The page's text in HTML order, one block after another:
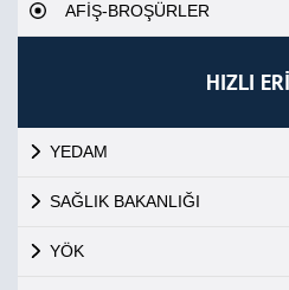
AFİŞ-BROŞÜRLER
HIZLI
YEDAM
SAĞLIK BAKANLIĞI
YÖK